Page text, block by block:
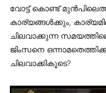
വോട്ട് കൊണ്ട്
കാര്യങ്ങൾക്കും,
ചിലവാക്കുന്ന
ജിംസനെ
ചിലവാക്കികൂടെ?